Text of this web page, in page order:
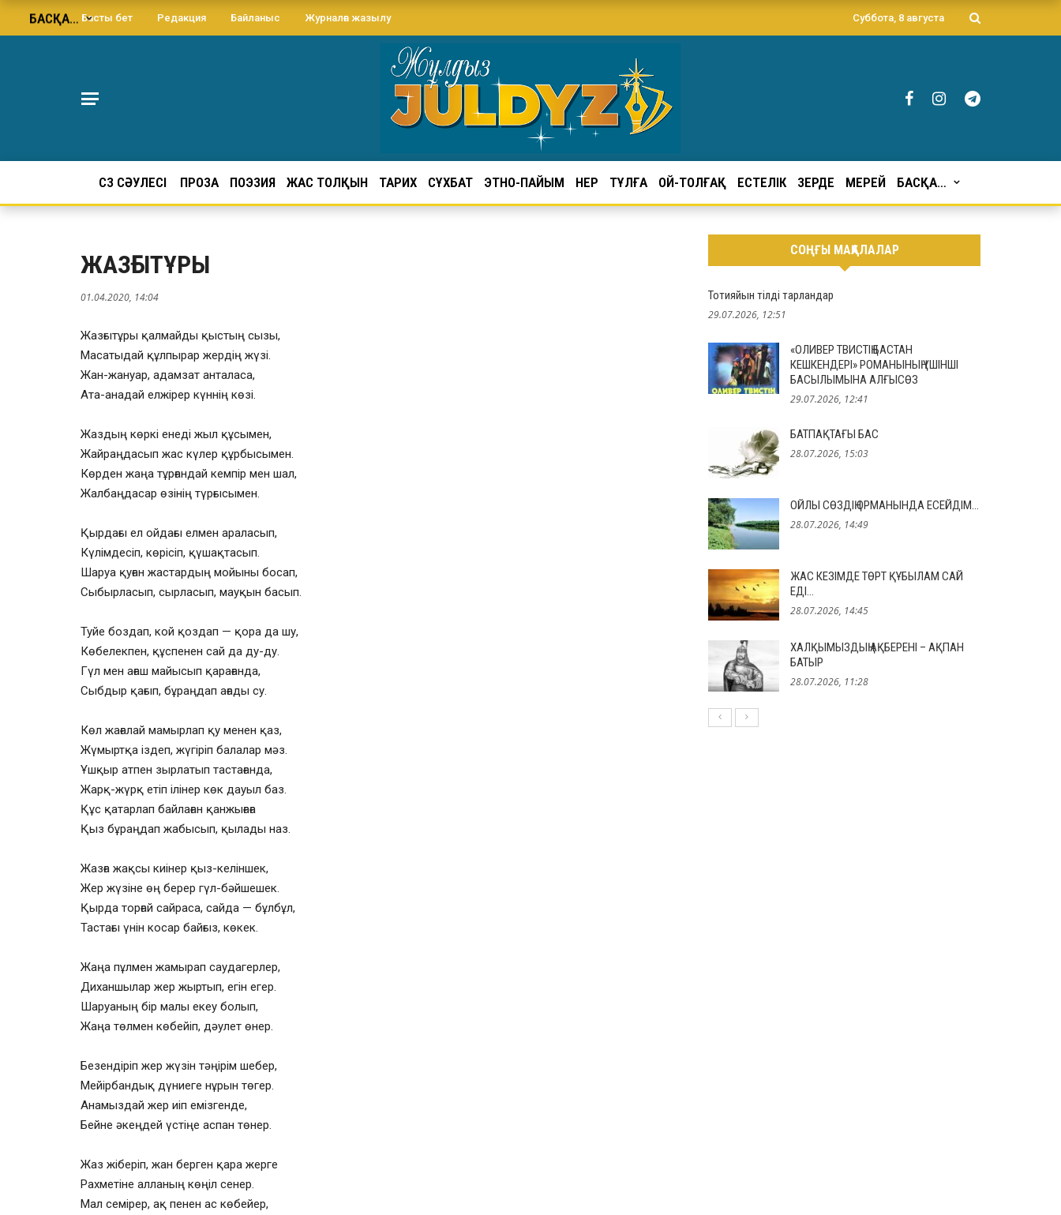
Басты бет Редакция Байланыс Журналға жазылу Суббота, 8 августа
СӨЗ СӘУЛЕСІ ПРОЗА ПОЭЗИЯ ЖАС ТОЛҚЫН ТАРИХ СҰХБАТ ЭТНО-ПАЙЫМ ӨНЕР ТҰЛҒА ОЙ-ТОЛҒАҚ ЕСТЕЛІК ЗЕРДЕ МЕРЕЙ БАСҚА…
БАСҚА…
ЖАЗҒЫТҰРЫ
01.04.2020, 14:04
Жазғытұры қалмайды қыстың сызы,
Масатыдай құлпырар жердің жүзі.
Жан-жануар, адамзат анталаса,
Ата-анадай елжірер күннің көзі.
Жаздың көркі енеді жыл құсымен,
Жайраңдасып жас күлер құрбысымен.
Көрден жаңа тұрғандай кемпір мен шал,
Жалбаңдасар өзінің түрғысымен.
Қырдағы ел ойдағы елмен араласып,
Күлімдесіп, көрісіп, қүшақтасып.
Шаруа қуған жастардың мойыны босап,
Сыбырласып, сырласып, мауқын басып.
Туйе боздап, кой қоздап — қора да шу,
Көбелекпен, құспенен сай да ду-ду.
Гүл мен ағаш майысып қарағанда,
Сыбдыр қағып, бұраңдап ағады су.
Көл жағалай мамырлап қу менен қаз,
Жүмыртқа іздеп, жүгіріп балалар мәз.
Ұшқыр атпен зырлатып тастағанда,
Жарқ-жүрқ етіп ілінер көк дауыл баз.
Құс қатарлап байлаған қанжығаға
Қыз бұраңдап жабысып, қылады наз.
Жазға жақсы киінер қыз-келіншек,
Жер жүзіне өң берер гүл-бәйшешек.
Қырда торғай сайраса, сайда — бұлбұл,
Тастағы үнін косар байғыз, көкек.
Жаңа пұлмен жамырап саудагерлер,
Диханшылар жер жыртып, егін егер.
Шаруаның бір малы екеу болып,
Жаңа төлмен көбейіп, дәулет өнер.
Безендіріп жер жүзін тәңірім шебер,
Мейірбандық дүниеге нұрын төгер.
Анамыздай жер иіп емізгенде,
Бейне әкеңдей үстіңе аспан төнер.
Жаз жіберіп, жан берген қара жерге
Рахметіне алланың көңіл сенер.
Мал семірер, ақ пенен ас көбейер,
СОҢҒЫ МАҚАЛАЛАР
Тотияйын тілді тарландар
29.07.2026, 12:51
«ОЛИВЕР ТВИСТІҢ БАСТАН
КЕШКЕНДЕРІ» РОМАНЫНЫҢ ҮШІНШІ
БАСЫЛЫМЫНА АЛҒЫСӨЗ
29.07.2026, 12:41
БАТПАҚТАҒЫ БАС
28.07.2026, 15:03
ОЙЛЫ СӨЗДІҢ ОРМАНЫНДА ЕСЕЙДІМ…
28.07.2026, 14:49
ЖАС КЕЗІМДЕ ТӨРТ ҚҰБЫЛАМ САЙ
ЕДІ…
28.07.2026, 14:45
ХАЛҚЫМЫЗДЫҢ АҚБЕРЕНІ – АҚПАН
БАТЫР
28.07.2026, 11:28